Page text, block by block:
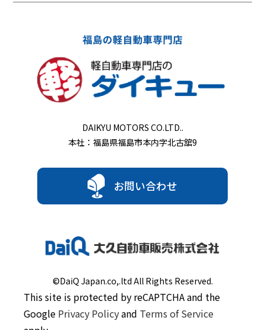
DAIKYU MOTORS CO.LTD..
本社：福島県福島市本内字北古舘9
お問い合わせ
©DaiQ Japan.co,.ltd All Rights Reserved.
This site is protected by reCAPTCHA and the
Google Privacy Policyand Terms of Service